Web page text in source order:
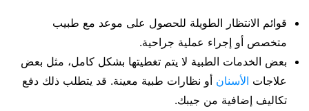
قوائم الانتظار الطويلة للحصول على موعد مع طبيب
متخصص أو إجراء عملية جراحية.
بعض الخدمات الطبية لا يتم تغطيتها بشكل كامل، مثل بعض
علاجات الأسنان أو نظارات طبية معينة. قد يتطلب ذلك دفع
تكاليف إضافية من جيبك.